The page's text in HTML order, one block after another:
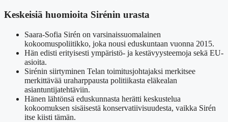
Keskeisiä huomioita Sirénin urasta
Saara-Sofia Sirén on varsinaissuomalainen
kokoomuspoliitikko, joka nousi eduskuntaan vuonna 2015.
Hän edisti erityisesti ympäristö- ja kestävyysteemoja sekä EU-
asioita.
Sirénin siirtyminen Telan toimitusjohtajaksi merkitsee
merkittävää uraharppausta politiikasta eläkealan
asiantuntijatehtäviin.
Hänen lähtönsä eduskunnasta herätti keskustelua
kokoomuksen sisäisestä konservatiivisuudesta, vaikka Sirén
itse kiisti tämän.